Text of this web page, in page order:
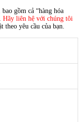
gồm cả “hàng hóa
Hãy liên hệ với chúng tôi
theo yêu cầu của bạn.